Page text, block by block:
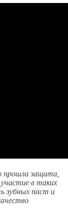
прошла защита,
в таких
зубных паст и